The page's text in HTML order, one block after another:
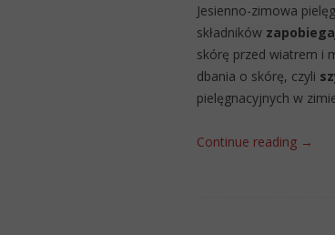
Jesienno-zimowa
składników
skórę przed wiatrem i
dbania o skórę, czyli
pielęgnacyjnych w
Continue reading →